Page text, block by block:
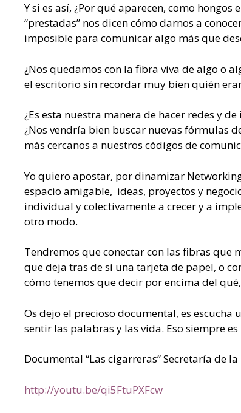
Y si es así, ¿Por qué aparecen, como
“prestadas” nos dicen cómo darnos a
imposible para comunicar algo más que
¿Nos quedamos con la fibra viva de algo o
el escritorio sin recordar muy bien quién
¿Es esta nuestra manera de hacer redes y
¿Nos vendría bien buscar nuevas fórmulas
más cercanos a nuestros códigos de
Yo quiero apostar, por dinamizar
espacio amigable, ideas, proyectos y
individual y colectivamente a crecer y a
otro modo.
Tendremos que conectar con las fibras que
que deja tras de sí una tarjeta de papel, o
cómo tenemos que decir por encima del
Os dejo el precioso documental, es
sentir las palabras y las vida. Eso siempre
Documental “Las cigarreras” Secretaría de
http://youtu.be/qi5FtuPXFcw